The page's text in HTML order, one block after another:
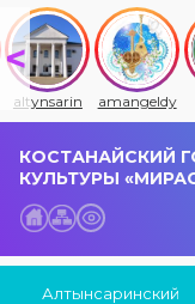
altynsarin amangeldy
КОСТАНАЙСКИЙ
КУЛЬТУРЫ
Алтынсаринский